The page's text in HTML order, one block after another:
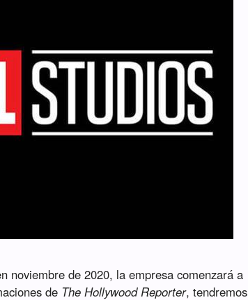
noviembre de 2020, la empresa comenzará a
de The Hollywood Reporter, tendremos